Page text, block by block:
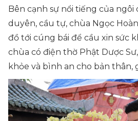
Bên cạnh sự nổi tiếng của ngôi
duyên, cầu tự, chùa Ngọc
đồ tới cúng bái để cầu xin sức
chùa có điện thờ Phật Dược
khỏe và bình an cho bản thân,